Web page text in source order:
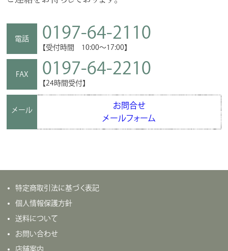
電話 0197-64-2110
【受付時間 10:00～17:00】
FAX 0197-64-2210
【24時間受付】
メール
お問合せ
メールフォーム
特定商取引法に基づく表記
個人情報保護方針
送料について
お問い合わせ
店舗案内